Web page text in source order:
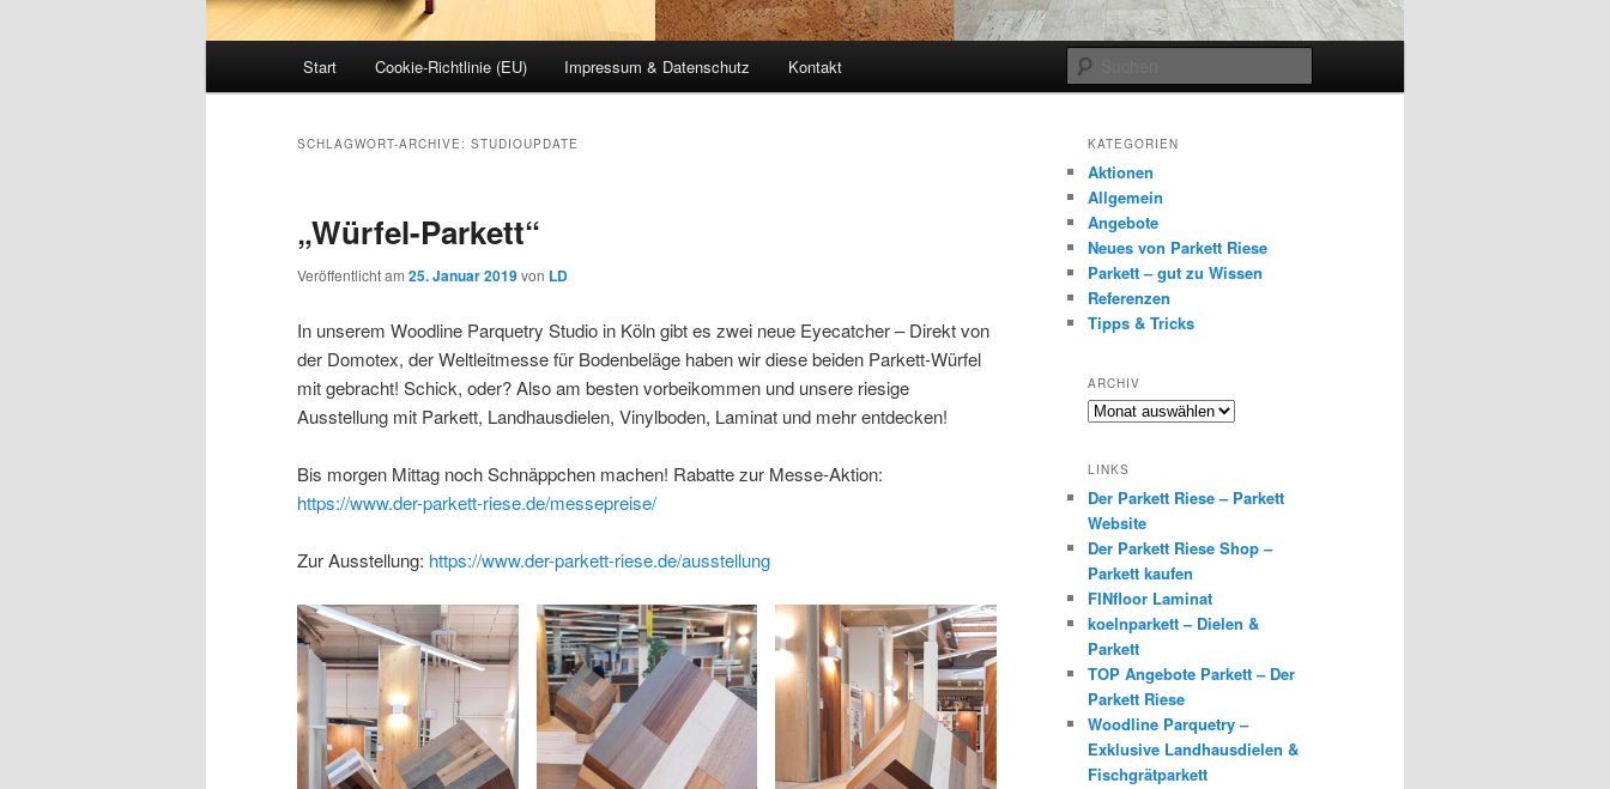
Start Cookie-Richtlinie (EU) Impressum & Datenschutz Kontakt
SCHLAGWORT-ARCHIVE: STUDIOUPDATE
„Würfel-Parkett“
Veröffentlicht am 25. Januar 2019von LD
In unserem Woodline Parquetry Studio in Köln gibt es zwei neue Eyecatcher – Direkt von
der Domotex, der Weltleitmesse für Bodenbeläge haben wir diese beiden Parkett-Würfel
mit gebracht! Schick, oder? Also am besten vorbeikommen und unsere riesige
Ausstellung mit Parkett, Landhausdielen, Vinylboden, Laminat und mehr entdecken!
Bis morgen Mittag noch Schnäppchen machen! Rabatte zur Messe-Aktion:
https://www.der-parkett-riese.de/messepreise/
Zur Ausstellung: https://www.der-parkett-riese.de/ausstellung
KATEGORIEN
Aktionen
Allgemein
Angebote
Neues von Parkett Riese
Parkett – gut zu Wissen
Referenzen
Tipps & Tricks
ARCHIV
Archiv
LINKS
Der Parkett Riese – Parkett
Website
Der Parkett Riese Shop –
Parkett kaufen
FINfloor Laminat
koelnparkett – Dielen &
Parkett
TOP Angebote Parkett – Der
Parkett Riese
Woodline Parquetry –
Exklusive Landhausdielen &
Fischgrätparkett